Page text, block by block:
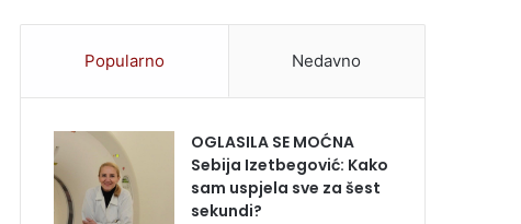
Popularno Nedavno
OGLASILA SE MOĆNA
Sebija Izetbegović: Kako
sam uspjela sve za šest
sekundi?